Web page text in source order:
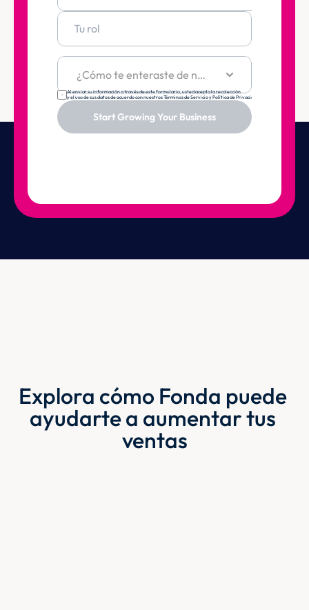
Al enviar su información a través de este formulario, usted acepta la recolección
y el uso de sus datos de acuerdo con nuestros Términos de Servicio y Política de Privacidad.
Start Growing Your Business
Explora cómo Fonda puede
ayudarte a aumentar tus
ventas